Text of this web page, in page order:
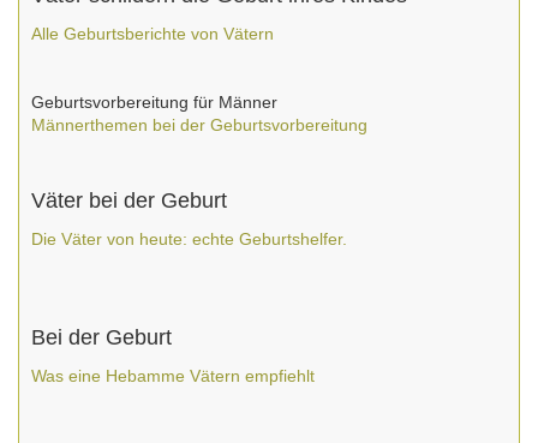
Alle Geburtsberichte von Vätern
Geburtsvorbereitung für Männer
Männerthemen bei der Geburtsvorbereitung
Väter bei der Geburt
Die Väter von heute: echte Geburtshelfer.
Bei der Geburt
Was eine Hebamme Vätern empfiehlt